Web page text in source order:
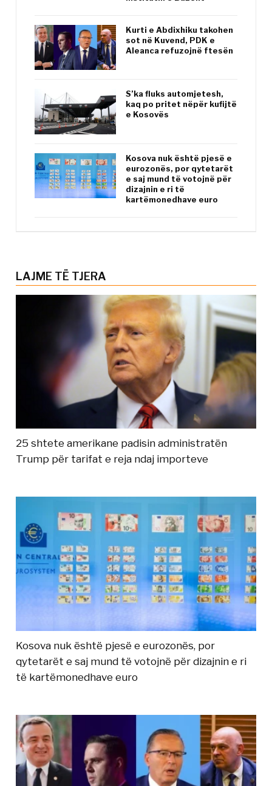
Kurti e Abdixhiku takohen
sot në Kuvend, PDK e
Aleanca refuzojnë ftesën
S’ka fluks automjetesh,
kaq po pritet nëpër kufijtë
e Kosovës
Kosova nuk është pjesë e
eurozonës, por qytetarët
e saj mund të votojnë për
dizajnin e ri të
kartëmonedhave euro
LAJME TË TJERA
25 shtete amerikane padisin administratën
Trump për tarifat e reja ndaj importeve
Kosova nuk është pjesë e eurozonës, por
qytetarët e saj mund të votojnë për dizajnin e ri
të kartëmonedhave euro